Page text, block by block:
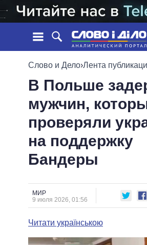
НОВОСТИ
ЛЕНТА
СОБЫТИЯ
СТАТЬИ
МНЕНИЯ
ОБЗОРЫ
ДАЙДЖЕСТЫ
МИР
ОБЕЩАНИЯ
ПОЛИТИКИ
ВСЕ ПОЛИТИКИ
ПРЕЗИДЕНТ И ОФИС
ВЕРХОВНАЯ РАДА
ГЛАВЫ
МЭРЫ
ВСЕ ПЕРСОНЫ
ИНФОГРАФИКА
СРАВНЕНИЕ
Слово и Дело›Лента
В Польше
мужчин,
проверяли
на поддержку
Бандеры
МИР
9 июля 2026, 01:56
Читати українською